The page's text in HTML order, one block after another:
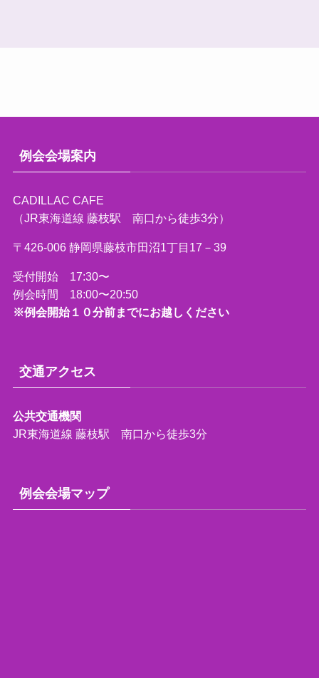
例会会場案内
CADILLAC CAFE
（JR東海道線 藤枝駅 南口から徒歩3分）
〒426-006 静岡県藤枝市田沼1丁目17－39
受付開始 17:30〜
例会時間 18:00〜20:50
※例会開始１０分前までにお越しください
交通アクセス
公共交通機関
JR東海道線 藤枝駅 南口から徒歩3分
例会会場マップ